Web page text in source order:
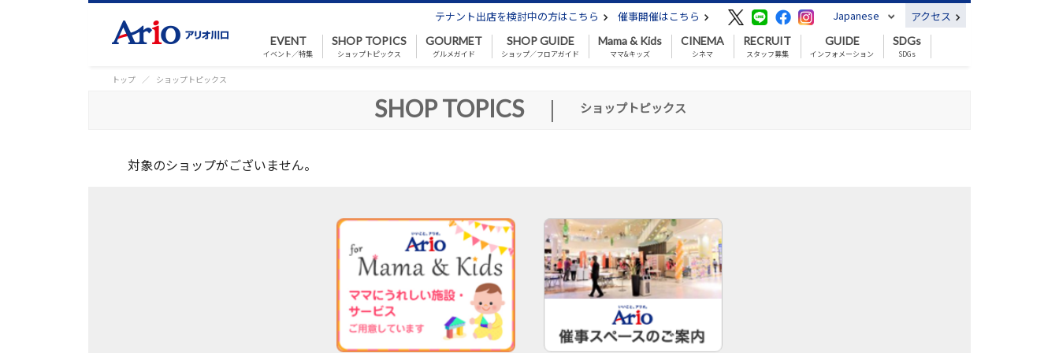
テナント出店を検討中の方はこちら 催事開催はこちら Japanese アクセス
EVENT
イベント／特集
SHOP TOPICS
ショップトピックス
GOURMET
グルメガイド
SHOP GUIDE
ショップ／フロアガイド
Mama & Kids
ママ&キッズ
CINEMA
シネマ
RECRUIT
スタッフ募集
GUIDE
インフォメーション
SDGs
SDGs
トップ ショップトピックス
SHOP TOPICS | ショップトピックス
対象のショップがございません。